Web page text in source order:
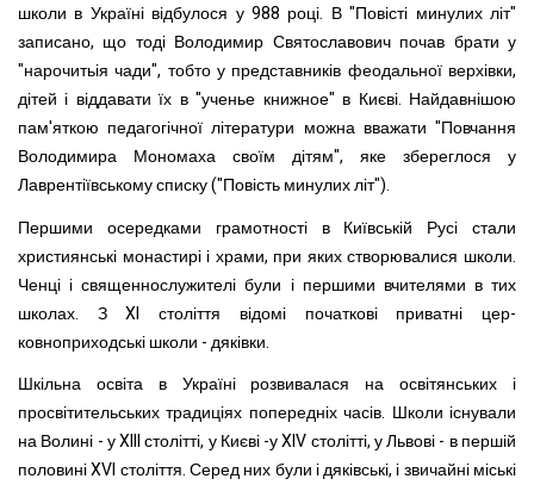
школи в Україні відбулося у 988 році. В "Повісті минулих літ"
записано, що тоді Володимир Святославович почав брати у
"нарочитьія чади", тобто у представників феодальної верхівки,
дітей і віддавати їх в "ученье книжное" в Києві. Найдавнішою
пам'яткою педагогічної літератури можна вважати "Повчання
Володимира Мономаха своїм дітям", яке збереглося у
Лаврентіївському списку ("Повість минулих літ").
Першими осередками грамотності в Київській Русі стали
християнські монастирі і храми, при яких створювалися школи.
Ченці і священнослужителі були і першими вчителями в тих
школах. З XI століття відомі початкові приватні цер-
ковноприходські школи - дяківки.
Шкільна освіта в Україні розвивалася на освітянських і
просвітительських традиціях попередніх часів. Школи існували
на Волині - у XIII столітті, у Києві -у XIV столітті, у Львові - в першій
половині XVI століття. Серед них були і дяківські, і звичайні міські